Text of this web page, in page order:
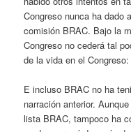
Congreso nunca ha dado
comisión BRAC. Bajo la
Congreso no cederá tal
de la vida en el
E incluso BRAC no ha
narración anterior.
lista BRAC, tampoco ha